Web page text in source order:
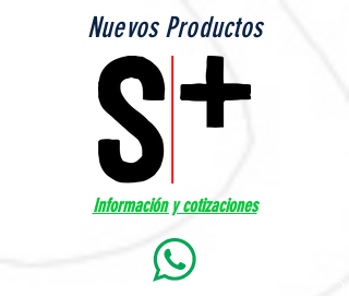
Nuevos Productos
Información y cotizaciones